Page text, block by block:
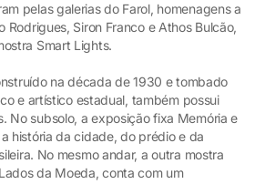
pelas galerias do Farol, homenagens a
Rodrigues, Siron Franco e Athos Bulcão,
Smart Lights.
na década de 1930 e tombado
e artístico estadual, também possui
No subsolo, a exposição fixa Memória e
história da cidade, do prédio e da
No mesmo andar, a outra mostra
da Moeda, conta com um